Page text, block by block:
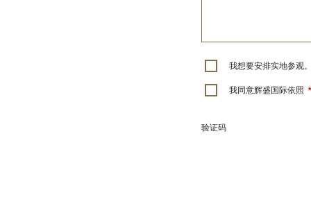
我想要安排实地参观。
我同意辉盛国际依照 *
验证码